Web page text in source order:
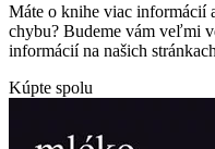
Máte o knihe viac informácií
chybu? Budeme vám veľmi
informácií na našich
Kúpte spolu